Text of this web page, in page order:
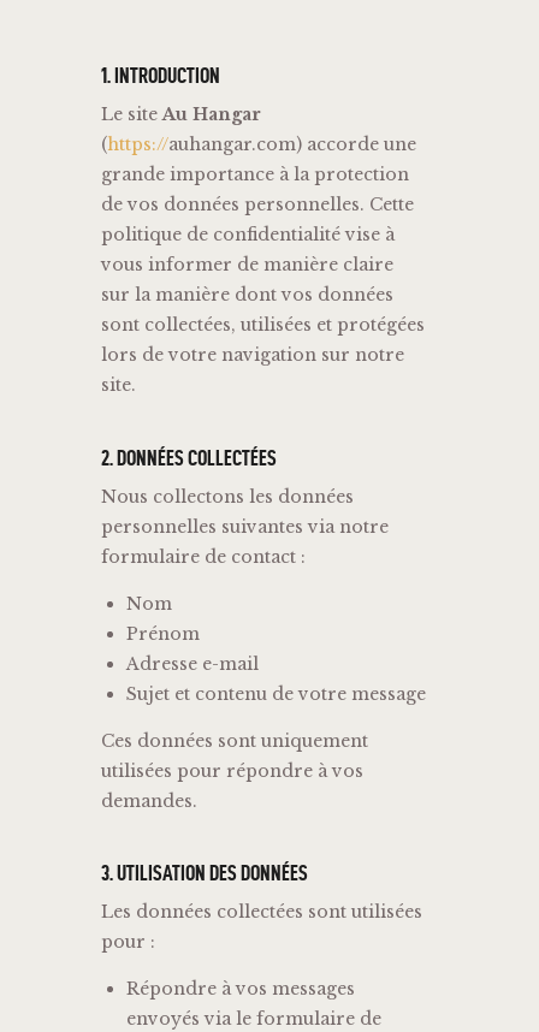
1. INTRODUCTION
Le siteAu Hangar
(https://auhangar.com) accorde une
grande importance à la protection
de vos données personnelles. Cette
politique de confidentialité vise à
vous informer de manière claire
sur la manière dont vos données
sont collectées, utilisées et protégées
lors de votre navigation sur notre
site.
2.DONNÉESCOLLECTÉES
Nous collectons les données
personnelles suivantesvia notre
formulaire de contact :
Nom
Prénom
Adresse e-mail
Sujet et contenu devotre message
Ces données sont uniquement
utilisées pour répondre àvos
demandes.
3.UTILISATION DES DONNÉES
Les données collectées sont utilisées
pour :
Répondre àvos messages
envoyésviale formulaire de